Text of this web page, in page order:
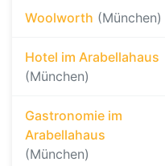
Woolworth (München)
Hotel im Arabellahaus
(München)
Gastronomie im
Arabellahaus
(München)